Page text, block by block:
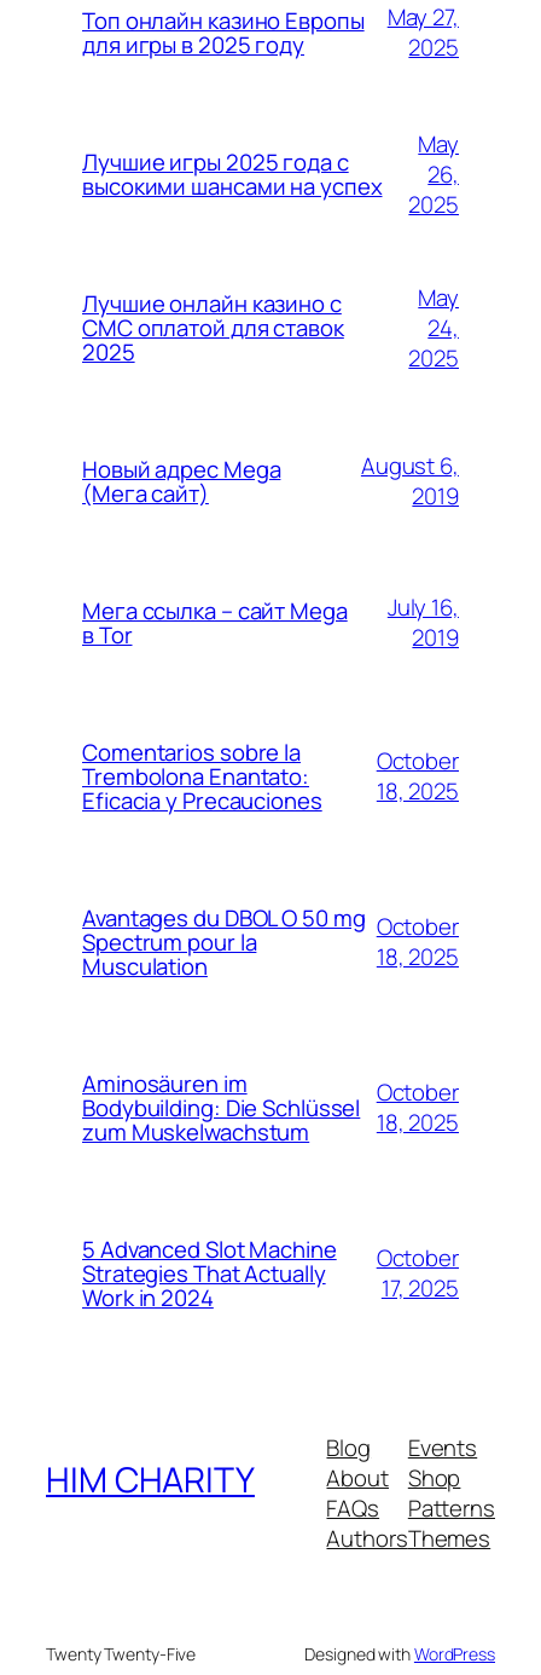
Топ онлайн казино Европы
для игры в 2025 году
May 27,
2025
Лучшие игры 2025 года с
высокими шансами на успех
May
26,
2025
Лучшие онлайн казино с
СМС оплатой для ставок
2025
May
24,
2025
Новый адрес Mega
(Мега сайт)
August 6,
2019
Мега ссылка – сайт Mega
в Tor
July 16,
2019
Comentarios sobre la
Trembolona Enantato:
Eficacia y Precauciones
October
18, 2025
Avantages du DBOL O 50 mg
Spectrum pour la
Musculation
October
18, 2025
Aminosäuren im
Bodybuilding: Die Schlüssel
zum Muskelwachstum
October
18, 2025
5 Advanced Slot Machine
Strategies That Actually
Work in 2024
October
17, 2025
HIM CHARITY
Blog
About
FAQs
Authors
Events
Shop
Patterns
Themes
Twenty Twenty-Five Designed withWordPress